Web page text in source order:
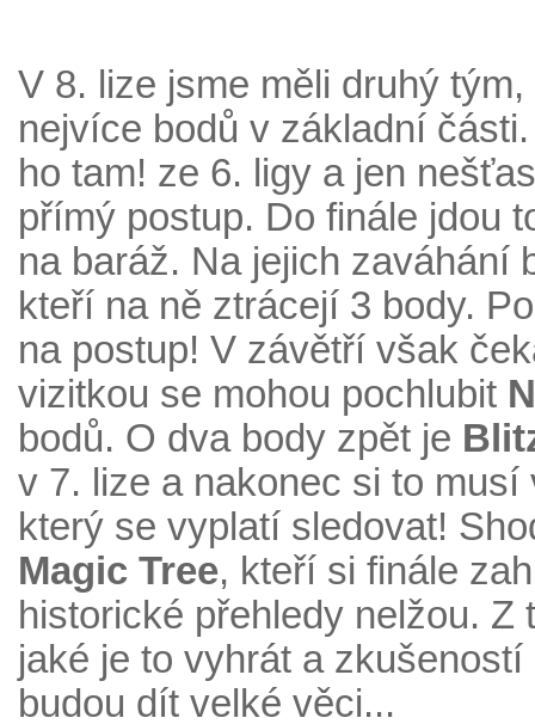
V 8. lize jsme měli druhý
nejvíce bodů v základní
ho tam! ze 6. ligy a jen
přímý postup. Do finále jdou
na baráž. Na jejich zaváhání
kteří na ně ztrácejí 3 body.
na postup! V závětří však
vizitkou se mohou pochlubit
bodů. O dva body zpět je
v 7. lize a nakonec si to
který se vyplatí sledovat!
Magic Tree, kteří si finále
historické přehledy nelžou.
jaké je to vyhrát a
budou dít velké věci...